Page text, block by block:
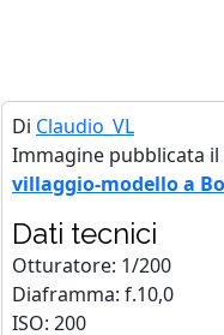
Di Claudio_VL
Immagine pubblicata
villaggio-modello a
Dati tecnici
Otturatore: 1/200
Diaframma: f.10,0
ISO: 200